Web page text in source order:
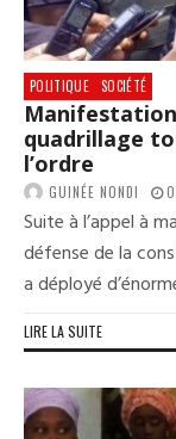
POLITIQUE SOCIÉTÉ
quadrillage
l’ordre
GUINÉE NONDI
Suite à l’appel à
défense de la
a déployé
LIRE LA SUITE